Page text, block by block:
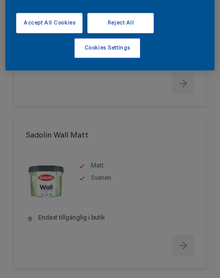
Endast tillgänglig i butik
Sadolin Wall Matt
Matt
Svanen
Endast tillgänglig i butik
Reject All
Accept All Cookies
Cookies Settings